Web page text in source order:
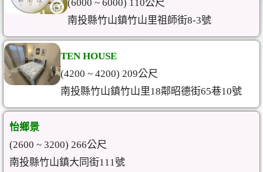
(6000 ~ 6000) 110公尺
南投縣竹山鎮竹山里祖師街8-3號
TEN HOUSE
(4200 ~ 4200) 209公尺
南投縣竹山鎮竹山里18鄰昭德街65巷10號
怡鄉景
(2600 ~ 3200) 266公尺
南投縣竹山鎮大同街111號